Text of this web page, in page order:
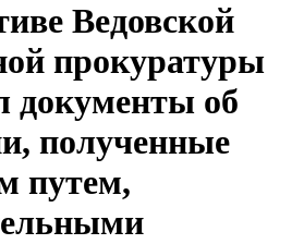
Ведовской
прокуратуры
документы об
полученные
путем,